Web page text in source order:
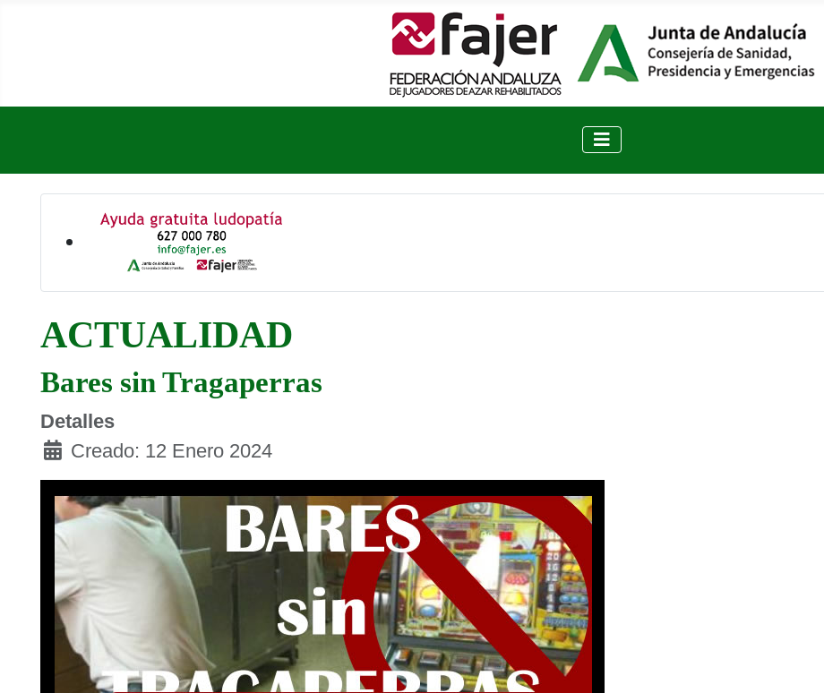
ACTUALIDAD
Bares sin Tragaperras
Detalles
Creado: 12 Enero 2024